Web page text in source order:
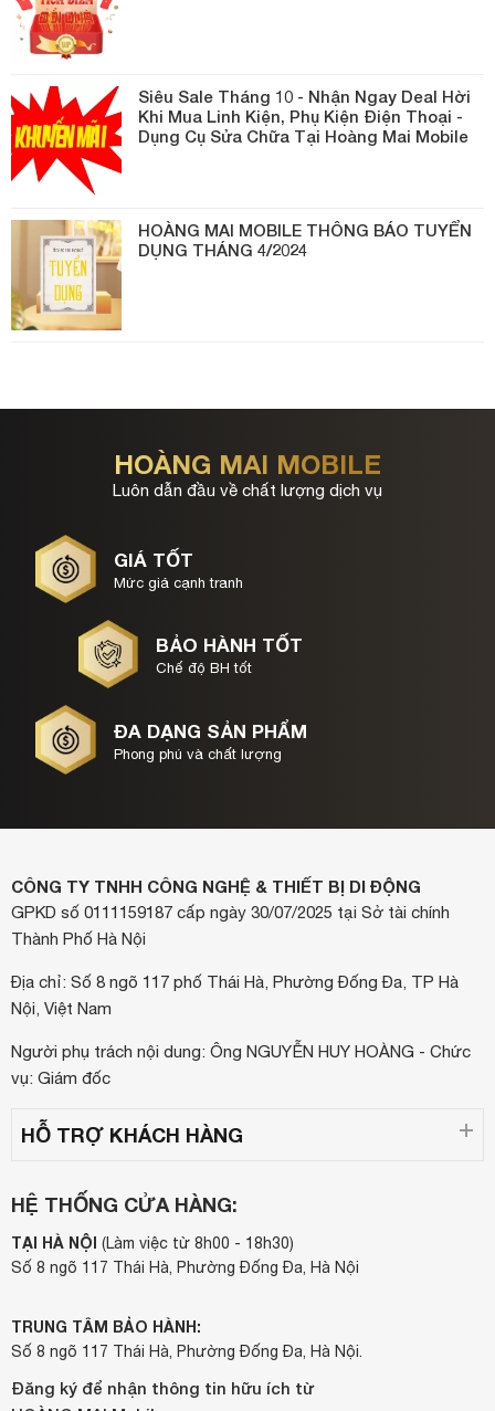
Siêu Sale Tháng 10 - Nhận Ngay Deal Hời
Khi Mua Linh Kiện, Phụ Kiện Điện Thoại -
Dụng Cụ Sửa Chữa Tại Hoàng Mai Mobile
HOÀNG MAI MOBILE THÔNG BÁO TUYỂN
DỤNG THÁNG 4/2024
HOÀNG MAI MOBILE
Luôn dẫn đầu về chất lượng dịch vụ
GIÁ TỐT
Mức giá cạnh tranh
BẢO HÀNH TỐT
Chế độ BH tốt
ĐA DẠNG SẢN PHẨM
Phong phú và chất lượng
CÔNG TY TNHH CÔNG NGHỆ & THIẾT BỊ DI ĐỘNG
GPKD số 0111159187 cấp ngày 30/07/2025 tại Sở tài chính
Thành Phố Hà Nội
Địa chỉ: Số 8 ngõ 117 phố Thái Hà, Phường Đống Đa, TP Hà
Nội, Việt Nam
Người phụ trách nội dung: Ông NGUYỄN HUY HOÀNG - Chức
vụ: Giám đốc
HỖ TRỢ KHÁCH HÀNG
HỆ THỐNG CỬA HÀNG:
TẠI HÀ NỘI (Làm việc từ 8h00 - 18h30)
Số 8 ngõ 117 Thái Hà, Phường Đống Đa, Hà Nội
TRUNG TÂM BẢO HÀNH:
Số 8 ngõ 117 Thái Hà, Phường Đống Đa, Hà Nội.
Đăng ký để nhận thông tin hữu ích từ